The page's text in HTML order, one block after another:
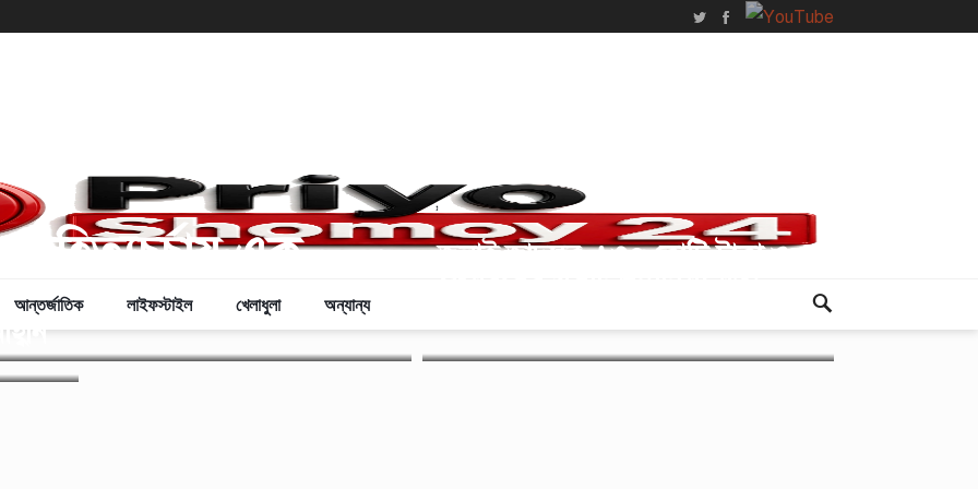
,
আন্তর্জাতিক লাইফস্টাইল খেলাধুলা অন্যান্য
সাহিত্যচর্চায় এক
জুলাই জাদুঘর, ১৩০ কোটি টাকা ও